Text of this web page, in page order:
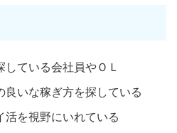
ている会社員やＯＬ
良いな稼ぎ方を探している
活を視野にいれている